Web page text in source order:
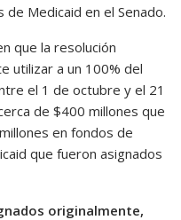
Medicaid en el Senado.
que la resolución
utilizar a un 100% del
el 1 de octubre y el 21
de $400 millones que
en fondos de
que fueron asignados
originalmente,